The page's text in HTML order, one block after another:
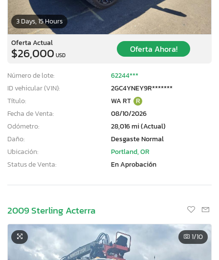
3 Days, 15 Hours
Oferta Actual
$26,000 USD
Oferta Ahora!
Número de lote:
62244***
ID vehicular (VIN):
2GC4YNEY9R*******
Título:
WA RT R
Fecha de Venta:
08/10/2026
Odómetro:
28,016 mi (Actual)
Daño:
Desgaste Normal
Ubicación:
Portland, OR
Status de Venta:
En Aprobación
2009 Sterling Acterra
1/10